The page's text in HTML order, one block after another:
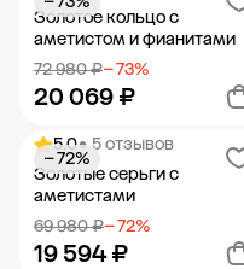
Добавить в
Золотое кольцо с
аметистом и фианитами
72 980 ₽− 73%
20 069 ₽
Добавить в
5.0• 5 отзывов
Золотые серьги с
аметистами
69 980 ₽− 72%
19 594 ₽
− 72%